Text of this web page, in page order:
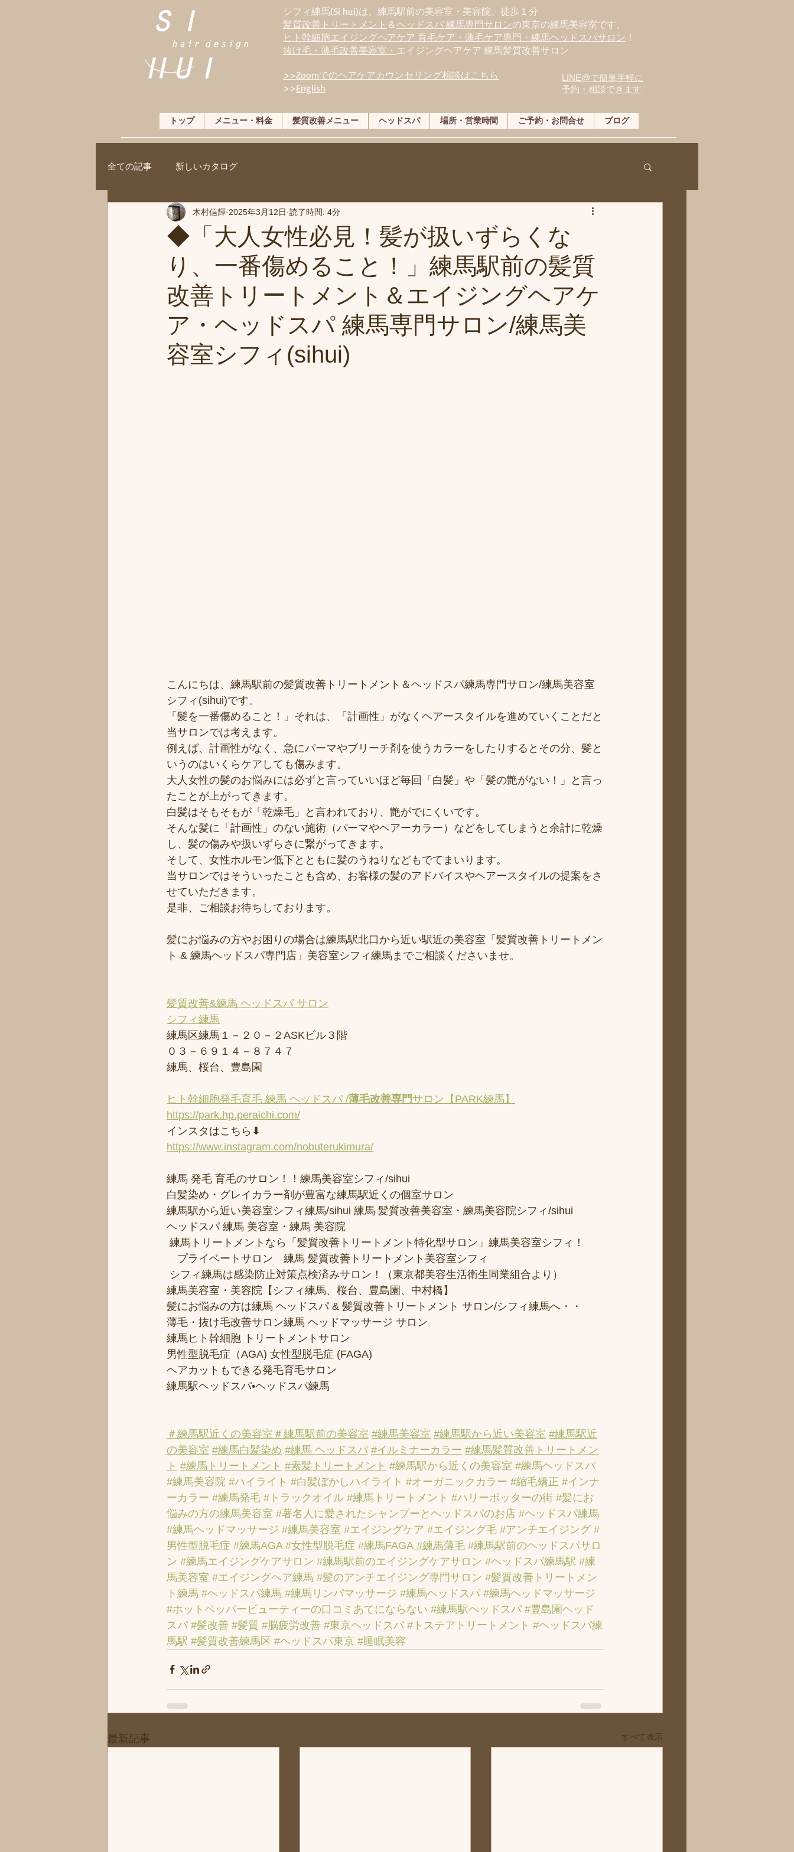
シフィ練馬(Si hui)は、 練馬駅前の美容室・美容院、徒歩１分
髪質改善トリートメント ＆ヘッドスパ 練馬専門サロンの東京の練馬美容室です。
ヒト幹細胞エイジングヘアケア 育毛ケア・薄毛ケア専門・練馬ヘッドスパサロン ！
抜け毛・薄毛改善美容室・ エイジングヘアケア 練馬髪質改善サロン
>>Zoomでのヘアケアカウンセリング相談はこちら
>>English
LINE@で簡単手軽に
予約・相談できます
トップ メニュー・料金 髪質改善メニュー ヘッドスパ 場所・営業時間 ご予約・お問合せ ブログ
全ての記事 新しいカタログ
◆「大人女性必見！髪が扱いずらくな
り、一番傷めること！」練馬駅前の髪質
改善トリートメント＆エイジングヘアケ
ア・ヘッドスパ 練馬専門サロン/練馬美
容室シフィ(sihui)
木村信輝 2025年3月12日 読了時間: 4分
こんにちは、練馬駅前の髪質改善トリートメント＆ヘッドスパ練馬専門サロン/練馬美容室
シフィ(sihui)です。
「髪を一番傷めること！」それは、「計画性」がなくヘアースタイルを進めていくことだと
当サロンでは考えます。
例えば、計画性がなく、急にパーマやブリーチ剤を使うカラーをしたりするとその分、髪と
いうのはいくらケアしても傷みます。
大人女性の髪のお悩みには必ずと言っていいほど毎回「白髪」や「髪の艶がない！」と言っ
たことが上がってきます。
白髪はそもそもが「乾燥毛」と言われており、艶がでにくいです。
そんな髪に「計画性」のない施術（パーマやヘアーカラー）などをしてしまうと余計に乾燥
し、髪の傷みや扱いずらさに繋がってきます。
そして、女性ホルモン低下とともに髪のうねりなどもでてまいります。
当サロンではそういったことも含め、お客様の髪のアドバイスやヘアースタイルの提案をさ
せていただきます。
是非、ご相談お待ちしております。
髪にお悩みの方やお困りの場合は練馬駅北口から近い駅近の美容室「髪質改善トリートメン
ト & 練馬ヘッドスパ専門店」美容室シフィ練馬までご相談くださいませ。
髪質改善&練馬 ヘッドスパ サロン
シフィ練馬
練馬区練馬１－２０－２ASKビル３階
０３－６９１４－８７４７
練馬、桜台、豊島園
ヒト幹細胞発毛育毛 練馬 ヘッドスパ /薄毛改善専門 サロン【PARK練馬】
https://park.hp.peraichi.com/
インスタはこちら⬇︎
https://www.instagram.com/nobuterukimura/
練馬 発毛 育毛のサロン！！練馬美容室シフィ/sihui
白髪染め・グレイカラー剤が豊富な練馬駅近くの個室サロン
練馬駅から近い美容室シフィ練馬/sihui 練馬 髪質改善美容室・練馬美容院シフィ/sihui
ヘッドスパ 練馬 美容室・練馬 美容院
練馬トリートメントなら「髪質改善トリートメント特化型サロン」練馬美容室シフィ！
プライベートサロン　練馬 髪質改善トリートメント美容室シフィ
シフィ練馬は感染防止対策点検済みサロン！（東京都美容生活衛生同業組合より）
練馬美容室・美容院【シフィ練馬、桜台、豊島園、中村橋】
髪にお悩みの方は練馬 ヘッドスパ & 髪質改善トリートメント サロン/シフィ練馬へ・・
薄毛・抜け毛改善サロン練馬 ヘッドマッサージ サロン
練馬ヒト幹細胞 トリートメントサロン
男性型脱毛症（AGA) 女性型脱毛症 (FAGA)
ヘアカットもできる発毛育毛サロン
練馬駅ヘッドスパ•ヘッドスパ練馬
＃練馬駅近くの美容室 ＃練馬駅前の美容室 #練馬美容室 #練馬駅から近い美容室 #練馬駅近
の美容室 #練馬白髪染め #練馬 ヘッドスパ #イルミナーカラー #練馬髪質改善トリートメン
ト #練馬トリートメント #素髪トリートメント #練馬駅から近くの美容室 #練馬ヘッドスパ
#練馬美容院 #ハイライト #白髪ぼかしハイライト #オーガニックカラー #縮毛矯正 #インナ
ーカラー #練馬発毛 #トラックオイル #練馬トリートメント #ハリーポッターの街 #髪にお
悩みの方の練馬美容室 #著名人に愛されたシャンプーとヘッドスパのお店 #ヘッドスパ練馬
#練馬ヘッドマッサージ #練馬美容室 #エイジングケア #エイジング毛 #アンチエイジング #
男性型脱毛症 #練馬AGA #女性型脱毛症 #練馬FAGA #練馬薄毛 #練馬駅前のヘッドスパサロ
ン #練馬エイジングケアサロン #練馬駅前のエイジングケアサロン #ヘッドスパ練馬駅 #練
馬美容室 #エイジングヘア練馬 #髪のアンチエイジング専門サロン #髪質改善トリートメン
ト練馬 #ヘッドスパ練馬 #練馬リンパマッサージ #練馬ヘッドスパ #練馬ヘッドマッサージ
#ホットペッパービューティーの口コミあてにならない #練馬駅ヘッドスパ #豊島園ヘッド
スパ #髪改善 #髪質 #脳疲労改善 #東京ヘッドスパ #トステアトリートメント #ヘッドスパ練
馬駅 #髪質改善練馬区 #ヘッドスパ東京 #睡眠美容
最新記事 すべて表示